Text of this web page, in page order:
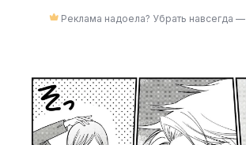
Реклама надоела? Убрать навсегда —